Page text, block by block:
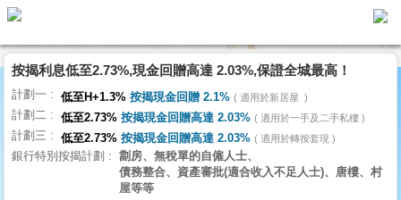
代
理
主
頁
搵
樓/
按揭利息低至2.73%,現金回贈高達 2.03%,保證全城最高！
計劃一 低至H+1.3% 按揭現金回贈 2.1% 適用於新居屋
計劃二 低至2.73% 按揭現金回贈高達 2.03% 適用於一手及二手私樓
計劃三 低至2.73% 按揭現金回贈高達 2.03% 適用於轉按套現
銀行特別按揭計劃
劏房、無稅單的自僱人士、
債務整合、資產審批(適合收入不足人士)、唐樓、村
屋等等